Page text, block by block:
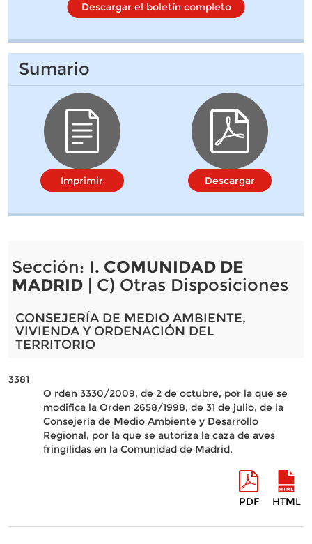
Descargar el boletín completo
Sumario
Imprimir Descargar
Sección: I. COMUNIDAD DE
MADRID| C) Otras Disposiciones
CONSEJERÍA DE MEDIO AMBIENTE,
VIVIENDA Y ORDENACIÓN DEL
TERRITORIO
3381
O rden 3330/2009, de 2 de octubre, por la que se
modifica la Orden 2658/1998, de 31 de julio, de la
Consejería de Medio Ambiente y Desarrollo
Regional, por la que se autoriza la caza de aves
fringílidas en la Comunidad de Madrid.
PDF HTML